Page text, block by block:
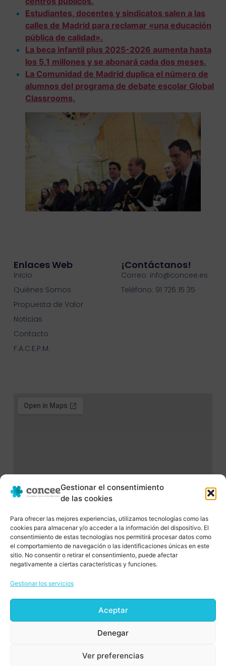
Gestionar el consentimiento
de las cookies
Para ofrecer las mejores experiencias, utilizamos tecnologías como las
cookies para almacenar y/o acceder a la información del dispositivo. El
consentimiento de estas tecnologías nos permitirá procesar datos como
el comportamiento de navegación o las identificaciones únicas en este
sitio. No consentir o retirar el consentimiento, puede afectar
negativamente a ciertas características y funciones.
Gestionar los servicios
Aceptar
Denegar
Ver preferencias
Estudiantes, docentes y sindicatos salen a las
calles de Madrid para reclamar «una educación
pública de calidad».
La beca infantil plus 2025-2026 aumenta hasta
los 5,1 millones y se abonará cada dos meses.
La Comunidad de Madrid duplica el número de
alumnos del programa de debate escolar Global
Classrooms.
Uno de los valores fundamentales de
C.O.N.C.E.E. es el impulso de la Innovación.
Enlaces Web
Inicio
Quiénes Somos
Propuesta de Valor
Noticias
Contacto
F.A.C.E.P.M.
¡contáctanos!
Correo: info@concee.es
Teléfono: 91 726 15 35